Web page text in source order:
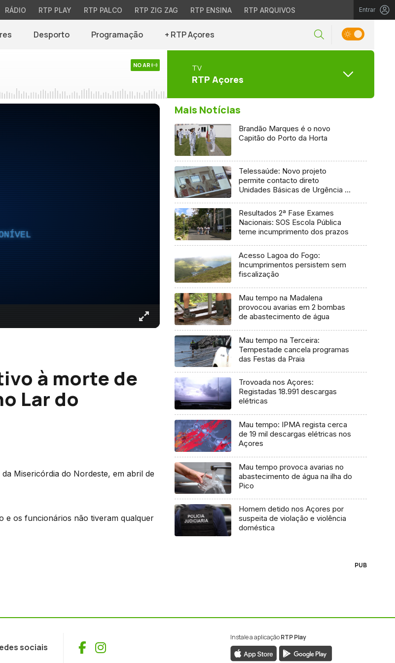
RÁDIO RTP PLAY RTP PALCO RTP ZIG ZAG RTP ENSINA RTP ARQUIVOS Entrar
Desporto Programação + RTP Açores
NO AR TV
RTP Açores
à morte de
Lar do
Misericórdia do Nordeste, em abril de
e os funcionários não tiveram qualquer
Mais Notícias
Brandão Marques é o novo
Capitão do Porto da Horta
Telessaúde: Novo projeto
permite contacto direto
Unidades Básicas de Urgência e
Resultados 2ª Fase Exames
Nacionais: SOS Escola Pública
teme incumprimento dos prazos
Acesso Lagoa do Fogo:
Incumprimentos persistem sem
fiscalização
Mau tempo na Madalena
provocou avarias em 2 bombas
de abastecimento de água
Mau tempo na Terceira:
Tempestade cancela programas
das Festas da Praia
Trovoada nos Açores:
Registadas 18.991 descargas
elétricas
Mau tempo: IPMA regista cerca
de 19 mil descargas elétricas nos
Açores
Mau tempo provoca avarias no
abastecimento de água na ilha do
Pico
Homem detido nos Açores por
suspeita de violação e violência
doméstica
PUB
sociais Facebook
Instagram
Instale a aplicaçãoRTP Play